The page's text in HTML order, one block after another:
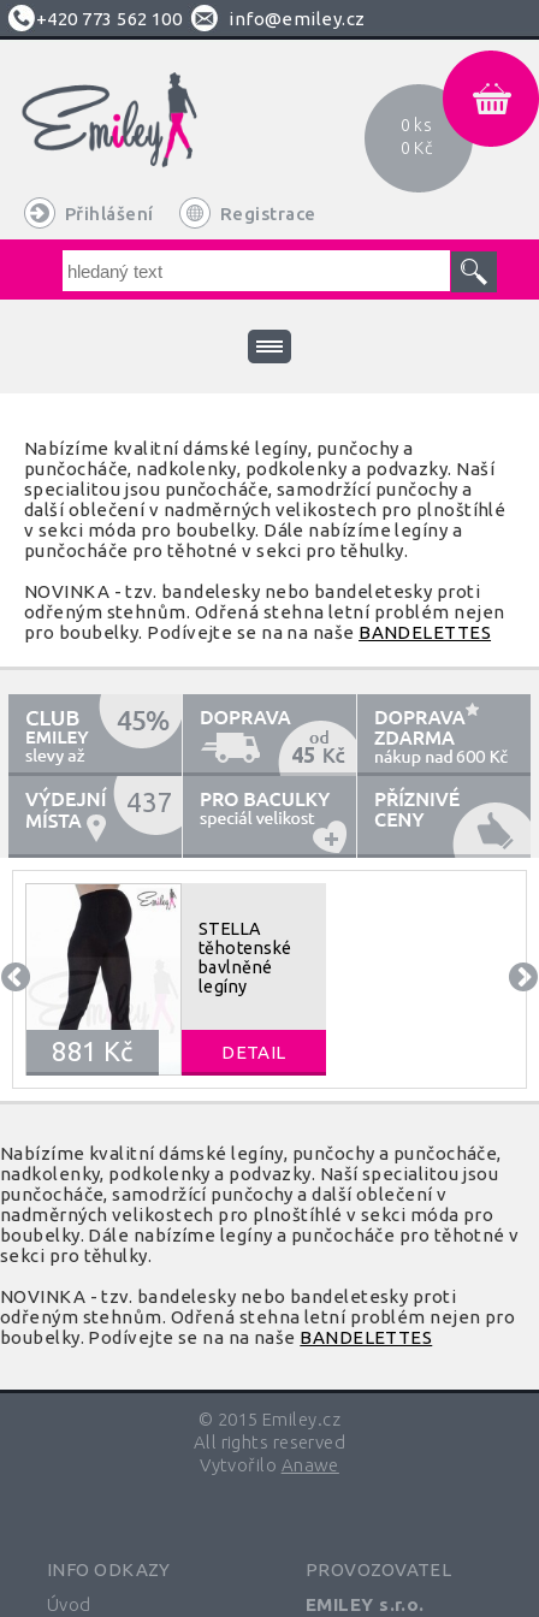
+420 773 562 100 info@emiley.cz
Přihlášení Registrace
0 ks
0 Kč
Nabízíme kvalitní dámské legíny, punčochy a
punčocháče, nadkolenky, podkolenky a podvazky. Naší
specialitou jsou punčocháče, samodržící punčochy a
další oblečení v nadměrných velikostech pro plnoštíhlé
v sekci móda pro boubelky. Dále nabízíme legíny a
punčocháče pro těhotné v sekci pro těhulky.
NOVINKA - tzv. bandelesky nebo bandeletesky proti
odřeným stehnům. Odřená stehna letní problém nejen
pro boubelky. Podívejte se na na naše BANDELETTES
45 600
437
881 Kč
STELLA
těhotenské
bavlněné
legíny
DETAIL
Nabízíme kvalitní dámské legíny, punčochy a punčocháče,
nadkolenky, podkolenky a podvazky. Naší specialitou jsou
punčocháče, samodržící punčochy a další oblečení v
nadměrných velikostech pro plnoštíhlé v sekci móda pro
boubelky. Dále nabízíme legíny a punčocháče pro těhotné v
sekci pro těhulky.
NOVINKA - tzv. bandelesky nebo bandeletesky proti
odřeným stehnům. Odřená stehna letní problém nejen pro
boubelky. Podívejte se na na naše BANDELETTES
© 2015 Emiley.cz
All rights reserved
Vytvořilo Anawe
INFO ODKAZY
Úvod
PROVOZOVATEL
EMILEY s.r.o.